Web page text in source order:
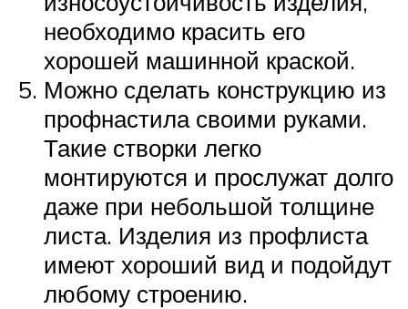
необходимо красить его
хорошей машинной краской.
Можно сделать конструкцию из
профнастила своими руками.
Такие створки легко
монтируются и прослужат долго
даже при небольшой толщине
листа. Изделия из профлиста
имеют хороший вид и подойдут
любому строению.